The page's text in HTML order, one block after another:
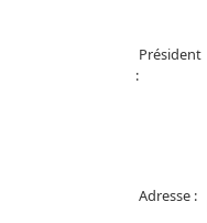
Président
:
Adresse :